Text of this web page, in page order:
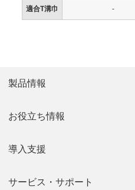
適合T溝巾 -
製品情報
お役立ち情報
導入支援
サービス・サポート